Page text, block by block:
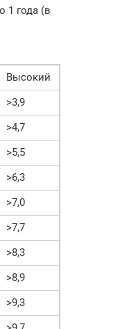
1 года (в
Высокий
>3,9
>4,7
>5,5
>6,3
>7,0
>7,7
>8,3
>8,9
>9,3